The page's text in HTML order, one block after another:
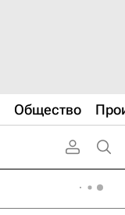
Общество